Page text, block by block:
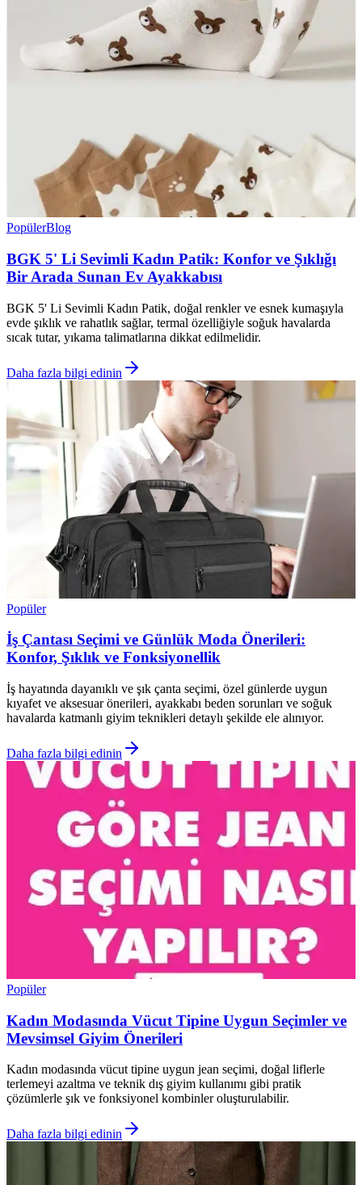
PopülerBlog
BGK 5' Li Sevimli Kadın Patik: Konfor ve Şıklığı
Bir Arada Sunan Ev Ayakkabısı
BGK 5' Li Sevimli Kadın Patik, doğal renkler ve esnek kumaşıyla
evde şıklık ve rahatlık sağlar, termal özelliğiyle soğuk havalarda
sıcak tutar, yıkama talimatlarına dikkat edilmelidir.
Daha fazla bilgi edinin
Popüler
İş Çantası Seçimi ve Günlük Moda Önerileri:
Konfor, Şıklık ve Fonksiyonellik
İş hayatında dayanıklı ve şık çanta seçimi, özel günlerde uygun
kıyafet ve aksesuar önerileri, ayakkabı beden sorunları ve soğuk
havalarda katmanlı giyim teknikleri detaylı şekilde ele alınıyor.
Daha fazla bilgi edinin
Popüler
Kadın Modasında Vücut Tipine Uygun Seçimler ve
Mevsimsel Giyim Önerileri
Kadın modasında vücut tipine uygun jean seçimi, doğal liflerle
terlemeyi azaltma ve teknik dış giyim kullanımı gibi pratik
çözümlerle şık ve fonksiyonel kombinler oluşturulabilir.
Daha fazla bilgi edinin